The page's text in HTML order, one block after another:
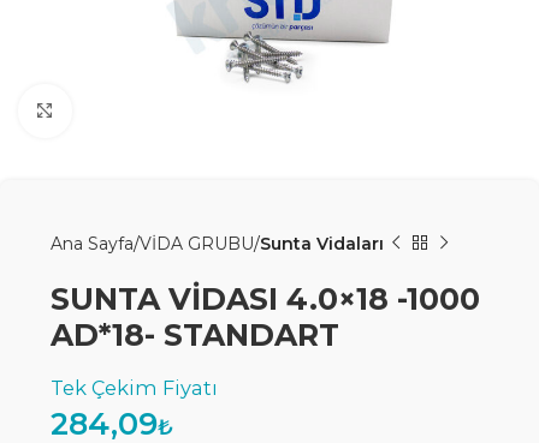
Ana Sayfa VİDA GRUBU Sunta Vidaları
SUNTA VİDASI 4.0×18 -1000
AD*18- STANDART
284,09₺